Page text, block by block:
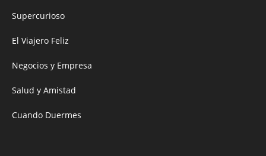
Supercurioso
El Viajero Feliz
Negocios y Empresa
Salud y Amistad
Cuando Duermes